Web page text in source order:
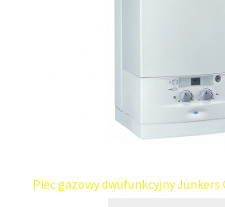
Piec gazowy dwufunkcyjny Junkers